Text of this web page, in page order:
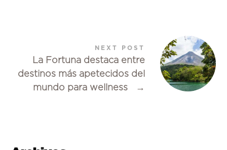
NEXT POST
La Fortuna destaca entre
destinos más apetecidos del
mundo para wellness
→